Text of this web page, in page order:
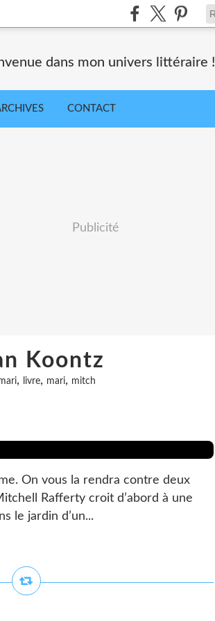
dans mon univers littéraire !
CONTACT
Publicité
Koontz
, livre, mari, mitch
On vous la rendra contre deux
Rafferty croit d’abord à une
le jardin d’un...